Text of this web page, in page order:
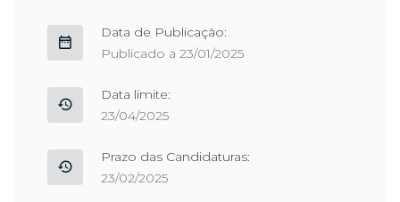
Data de Publicação:
Publicado a 23/01/2025
Data limite:
23/04/2025
Prazo das Candidaturas:
23/02/2025